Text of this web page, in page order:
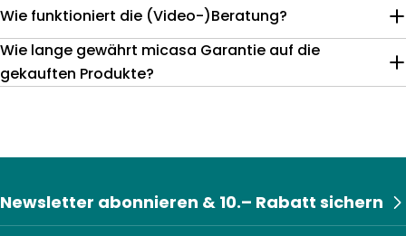
Wie funktioniert die (Video-)Beratung?
Wie lange gewährt micasa Garantie auf die
gekauften Produkte?
Newsletter abonnieren & 10.– Rabatt sichern